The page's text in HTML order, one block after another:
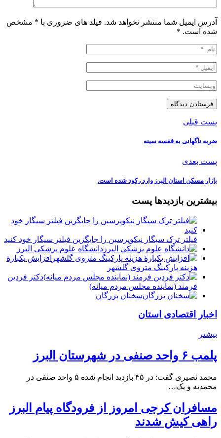
آدرس ایمیل شما منتشر نخواهد شد. فیلد های ضروری با * مشخص
شده است. *
پست قبلی
ضربه ناگهانی به قفسه سینه
پست بعدی
بازار مسکن استان البرز وارد رکود شده است.
بیشترین بازدیدها پست
فیلتر ترک سیگار نیکوپرسین را جایگزین فیلتر سیگار خود کنید
دانشگاه علوم پزشکی البرز
افزایش یکبارۀ
هزینه پارکینگ متروی گلشهر
دكتر فردين
فرمند (نماينده مجلس مردم میانه)
سخنان بزرگان
اخبار اقتصادی استان
بیشتر
پلمب ۶ واحد صنفی در شهرستان البرز
محمد نصیری گفت: در ۴۵ بازدید انجام شده ۵ واحد صنفی در
محمدیه و یک…
مسافران کرجی امروز از فرودگاه پیام البرز
راهی کیش شدند